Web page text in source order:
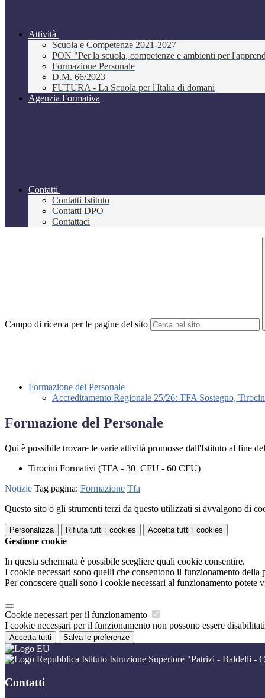
Attività
Scuola e Competenze 2021-2027
PON "Per la scuola, competenze e ambienti per
Formazione Personale
D.M. 66/2023
FUTURA - La Scuola per l'Italia di domani
Agenzia Formativa
Contatti
Contatti Istituto
Contatti DPO
Contattaci
Campo di ricerca per le pagine del sito
Formazione del Personale
Accreditamento Regionale 25/26: TFA Sostegno,
Formazione del Personale
Qui è possibile trovare le varie attività promosse dall'Istituto al fine
Tirocini Formativi (TFA - 30 CFU - 60 CFU)
Notizie Tag pagina: Formazione Tfa
Questo sito o gli strumenti terzi da questo utilizzati si avvalgono di
Personalizza Rifiuta tutti i cookies Accetta tutti i cookies
Gestione cookie
In questa schermata è possibile scegliere quali cookie consentire.
I cookie necessari sono quelli che consentono il funzionamento
Per conoscere quali sono i cookie necessari al funzionamento potete
Cookie necessari per il funzionamento
I cookie necessari per il funzionamento non possono essere
Accetta tutti Salva le preferenze
Istituto Istruzione Superiore "Patrizi - Baldelli -
Contatti